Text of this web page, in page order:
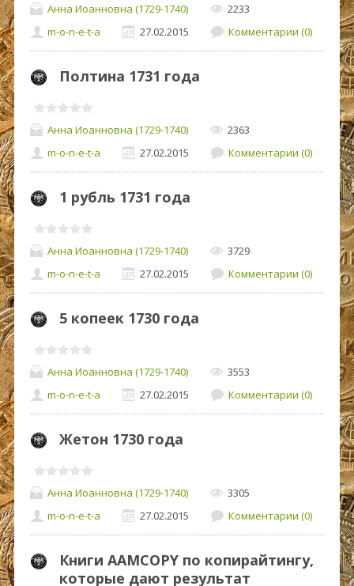
Анна Иоанновна (1729-1740)
2233
m-o-n-e-t-a
27.02.2015 Комментарии (0)
Полтина 1731 года
Анна Иоанновна (1729-1740)
2363
m-o-n-e-t-a
27.02.2015 Комментарии (0)
1 рубль 1731 года
Анна Иоанновна (1729-1740)
3729
m-o-n-e-t-a
27.02.2015 Комментарии (0)
5 копеек 1730 года
Анна Иоанновна (1729-1740)
3553
m-o-n-e-t-a
27.02.2015 Комментарии (0)
Жетон 1730 года
Анна Иоанновна (1729-1740)
3305
m-o-n-e-t-a
27.02.2015 Комментарии (0)
Книги AAMCOPY по копирайтингу,
которые дают результат